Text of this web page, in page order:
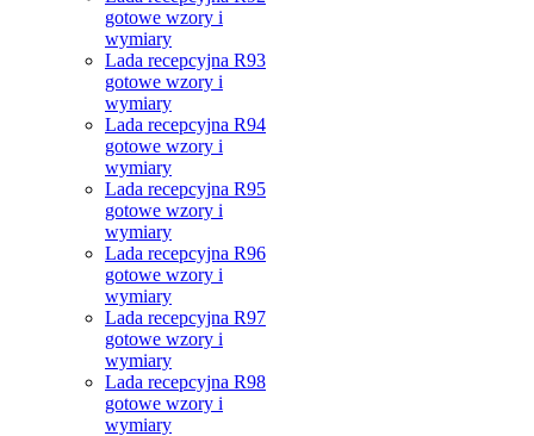
gotowe wzory i
wymiary
Lada recepcyjna R93
gotowe wzory i
wymiary
Lada recepcyjna R94
gotowe wzory i
wymiary
Lada recepcyjna R95
gotowe wzory i
wymiary
Lada recepcyjna R96
gotowe wzory i
wymiary
Lada recepcyjna R97
gotowe wzory i
wymiary
Lada recepcyjna R98
gotowe wzory i
wymiary